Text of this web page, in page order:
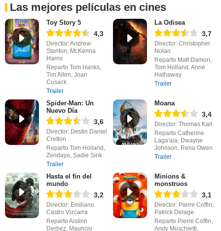
Las mejores películas en cines
Toy Story 5
4,3
Director: Andrew
Stanton, McKenna
Harris
Reparto Tom Hanks,
Tim Allen, Joan
Cusack
Trailer
La Odisea
3,7
Director: Christopher
Nolan
Reparto Matt Damon,
Tom Holland, Anne
Hathaway
Trailer
Spider-Man: Un
Nuevo Día
3,6
Director: Destin Daniel
Cretton
Reparto Tom Holland,
Zendaya, Sadie Sink
Trailer
Moana
3,4
Director: Thomas Kail
Reparto Catherine
Laga'aia, Dwayne
Johnson, Rena Owen
Trailer
Hasta el fin del
mundo
3,2
Director: Emiliano
Castro Vizcarra
Reparto Aislinn
Derbez, Mauricio
Minions &
monstruos
3,1
Director: Pierre Coffin,
Patrick Delage
Reparto Pierre Coffin,
Andy Muschietti,